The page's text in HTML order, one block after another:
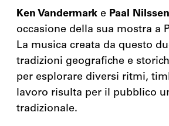
Ken Vandermark ePaal
occasione della sua mostra a
La musica creata da questo
tradizioni geografiche e
per esplorare diversi ritmi,
lavoro risulta per il pubblico
tradizionale.